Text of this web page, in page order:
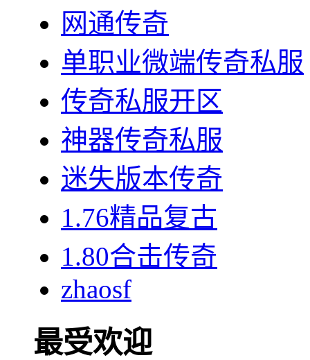
网通传奇
单职业微端传奇私服
传奇私服开区
神器传奇私服
迷失版本传奇
1.76精品复古
1.80合击传奇
zhaosf
最受欢迎